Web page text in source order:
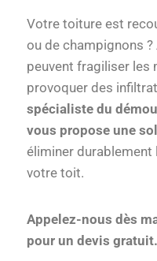
Votre toiture est
ou de champignons
peuvent fragiliser les
provoquer des
spécialiste du
vous propose une
éliminer
votre toit.
Appelez-nous dès
pour un devis gratuit.